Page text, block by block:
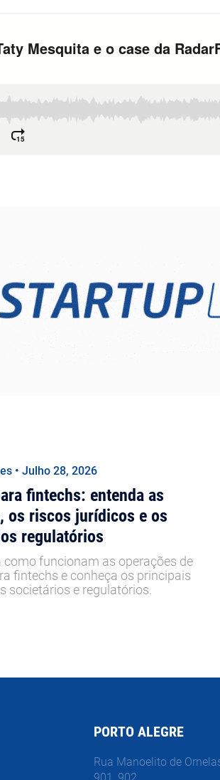
• Julho 28, 2026
fintechs: entenda as
os riscos jurídicos e os
regulatórios
como funcionam as operações de
fintechs e conheça os principais
societários e regulatórios.
PORTO ALEGRE
Rua Manoelito de